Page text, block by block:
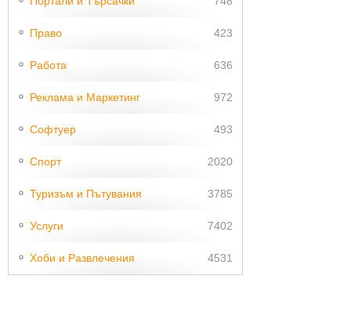
Право 423
Работа 636
Реклама и Маркетинг 972
Софтуер 493
Спорт 2020
Туризъм и Пътувания 3785
Услуги 7402
Хоби и Развлечения 4531